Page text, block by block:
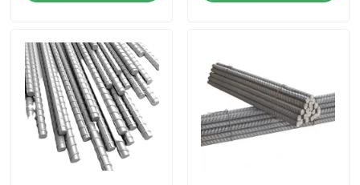
Спросите цитату
Катушка из нержавеющей стали